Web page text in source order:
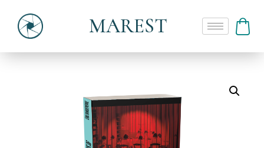
MAREST